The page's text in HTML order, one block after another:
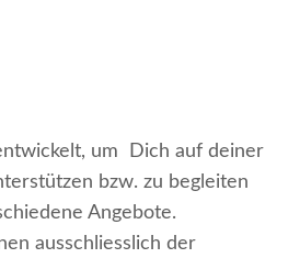
um Dich auf deiner
bzw. zu begleiten
Angebote.
ausschliesslich der